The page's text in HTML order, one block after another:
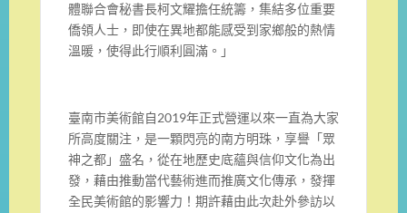
體聯合會秘書長柯文耀擔任統籌，集結多位重要
僑領人士，即使在異地都能感受到家鄉般的熱情
溫暖，使得此行順利圓滿。」
臺南市美術館自2019年正式營運以來一直為大家
所高度關注，是一顆閃亮的南方明珠，享譽「眾
神之都」盛名，從在地歷史底蘊與信仰文化為出
發，藉由推動當代藝術進而推廣文化傳承，發揮
全民美術館的影響力！期許藉由此次赴外參訪以